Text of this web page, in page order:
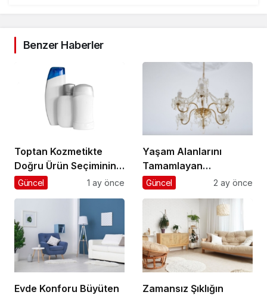
Benzer Haberler
Toptan Kozmetikte
Doğru Ürün Seçiminin
Anahtarı
Güncel 1 ay önce
Yaşam Alanlarını
Tamamlayan
Aydınlatma Seçimleri
Güncel 2 ay önce
Evde Konforu Büyüten
Zamansız Şıklığın